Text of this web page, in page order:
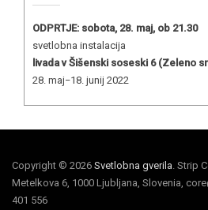
ODPRTJE: sobota, 28. maj, ob 21.30
svetlobna instalacija
livada v Šišenski soseski 6 (Zeleno
28. maj−18. junij 2022
Copyright © 2026 Svetlobna gverila . Strip
Metelkova 6, 1000 Ljubljana, Slovenia,
401 556